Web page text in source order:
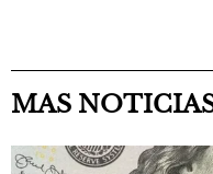
MAS